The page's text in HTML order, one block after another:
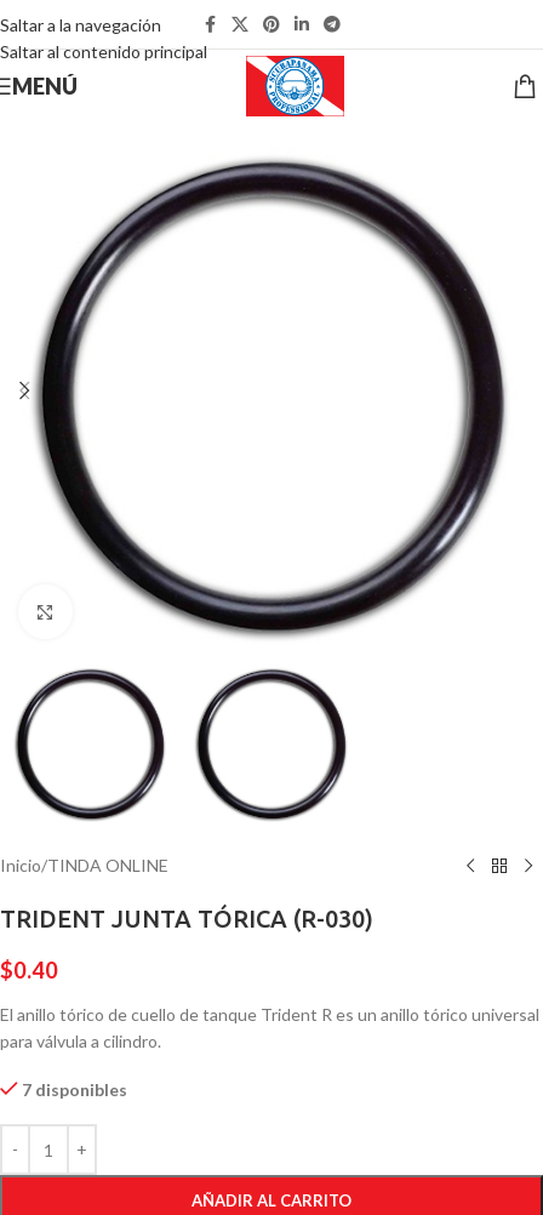
Saltar a la navegación
Saltar al contenido principal
MENÚ
Pulsa para ampliar
Inicio/TINDA ONLINE
TRIDENT JUNTA TÓRICA (R-030)
$0.40
El anillo tórico de cuello de tanque Trident R es un anillo tórico universal
para válvula a cilindro.
7 disponibles
AÑADIR AL CARRITO